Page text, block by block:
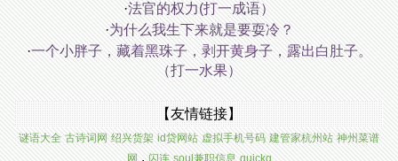
·法官的权力(打一成语）
·为什么我生下来就是要耍冷？
·一个小胖子，藏着黑珠子，剥开黄身子，露出白肚子。
（打一水果）
【友情链接】
谜语大全 古诗词网 绍兴货架 id贷网站 虚拟手机号码 建管家杭州站 神州菜谱
网 . 闪连 soul兼职信息 quickq